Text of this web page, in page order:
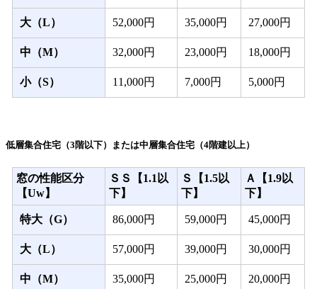
大（L） 52,000円 35,000円 27,000円
中（M） 32,000円 23,000円 18,000円
小（S） 11,000円 7,000円 5,000円
低層集合住宅（3階以下）または中層集合住宅（4階建以上）
窓の性能区分
【Uw】
ＳＳ【1.1以
下】
Ｓ【1.5以
下】
Ａ【1.9以
下】
特大（G） 86,000円 59,000円 45,000円
大（L） 57,000円 39,000円 30,000円
中（M） 35,000円 25,000円 20,000円